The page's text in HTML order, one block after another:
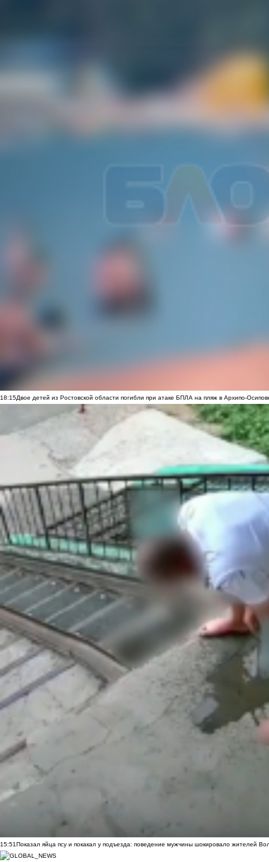
18:15Двое детей из Ростовской области погибли при атаке БПЛА на пляж в Архипо-
15:51Показал яйца псу и покакал у подъезда: поведение мужчины шокировало жителей